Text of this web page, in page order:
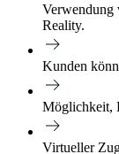
Verwendung
Reality.
Kunden
Möglichkeit,
Virtueller